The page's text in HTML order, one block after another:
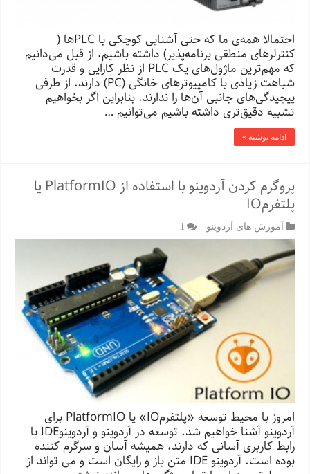
احتمالا همه‌ی ما که حتی آشنایی کوچکی با PLC‌ها (
کنترلرهای منطقی برنامه‌پذیر) داشته باشیم، از قبل می‌دانیم
که مهم‌ترین ماژول‌های یک PLC از نظر کارایی و قدرت
شباهت زیادی با کامپیوترهای خانگی (PC) دارند. از طرفی
پیچیدگی‌های جانبی آن‌ها را ندارند. بنابراین اگر بخواهیم
تشبیه دقیق‌تری داشته باشیم می‌توانیم …
ادامه نوشته »
پروگرم کردن آردوینو با استفاده از PlatformIO یا
پلتفرمIO
آموزش های آردوینو 1
امروز با محیط توسعه «پلتفرمIO» یا PlatformIO برای
آردوینو آشنا خواهیم شد. توسعه در آردوینو و آردوینوIDE با
رابط کاربری آسانی که دارند، همیشه آسان و سرگرم کننده
بوده است. آردوینو IDE متن باز و رایگان است و می تواند از